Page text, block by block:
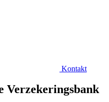
Kontakt
Verzekeringsbank